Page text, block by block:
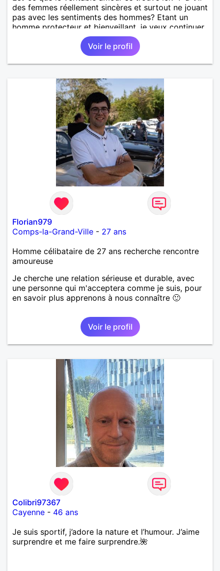
des femmes réellement sincères et surtout ne jouant
pas avec les sentiments des hommes? Etant un
homme protecteur et bienveillant, je veux continuer
d'y croire et pouvoir enfin former la petite famille
que je désir temps. Faux profil, profiteuse et autres
joyeuseté passer votre chemin, vous ne
m'intéressez pas du tout!
Voir le profil
Florian979
Comps-la-Grand-Ville - 27 ans
Homme célibataire de 27 ans recherche rencontre
amoureuse
Je cherche une relation sérieuse et durable, avec
une personne qui m'acceptera comme je suis, pour
en savoir plus apprenons à nous connaître 🙂
Voir le profil
Colibri97367
Cayenne - 46 ans
Je suis sportif, j’adore la nature et l’humour. J’aime
surprendre et me faire surprendre.🌺